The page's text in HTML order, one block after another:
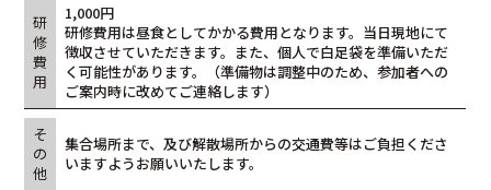
研
修
費
用
1,000円
研修費用は昼食としてかかる費用となります。当日現地にて
徴収させていただきます。また、個人で白足袋を準備いただ
く可能性があります。（準備物は調整中のため、参加者への
ご案内時に改めてご連絡します）
そ
の
他
集合場所まで、及び解散場所からの交通費等はご負担くださ
いますようお願いいたします。